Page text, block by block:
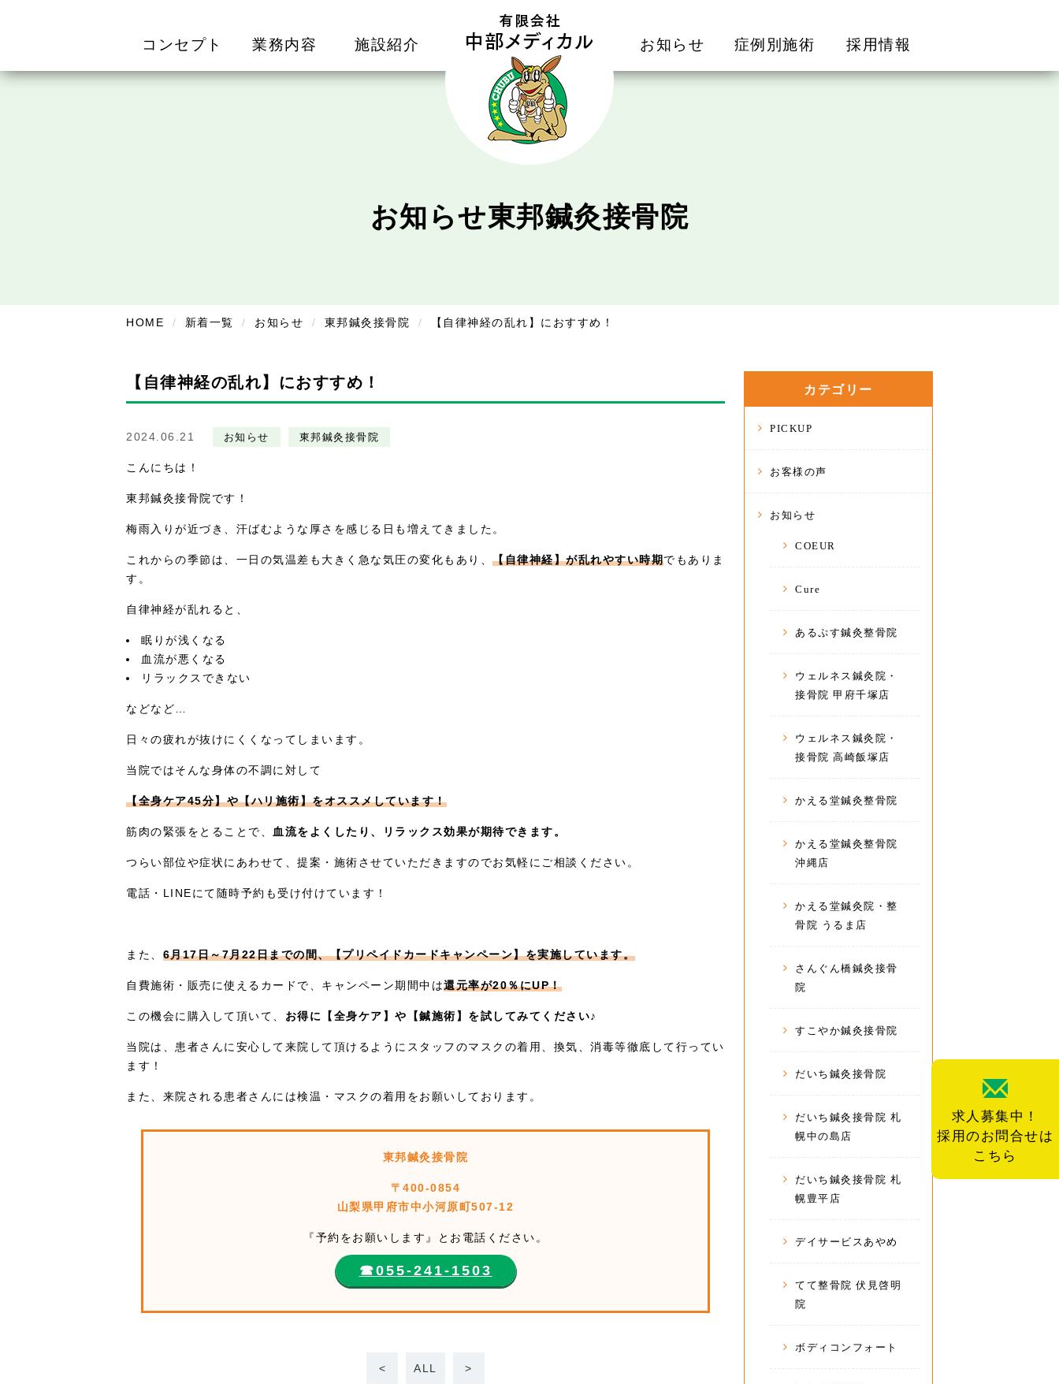
コンセプト 業務内容 施設紹介 お知らせ 症例別施術 採用情報
求人募集中！
採用のお問合せは
こちら
お知らせ東邦鍼灸接骨院
HOME 新着一覧 お知らせ 東邦鍼灸接骨院 【自律神経の乱れ】におすすめ！
【自律神経の乱れ】におすすめ！
2024.06.21 お知らせ 東邦鍼灸接骨院
こんにちは！
東邦鍼灸接骨院です！
梅雨入りが近づき、汗ばむような厚さを感じる日も増えてきました。
これからの季節は、一日の気温差も大きく急な気圧の変化もあり、 【自律神経】が乱れやすい時期でもありま
す。
自律神経が乱れると、
眠りが浅くなる
血流が悪くなる
リラックスできない
などなど…
日々の疲れが抜けにくくなってしまいます。
当院ではそんな身体の不調に対して
【全身ケア45分】や【ハリ施術】をオススメしています！
筋肉の緊張をとることで、 血流をよくしたり、リラックス効果が期待できます。
つらい部位や症状にあわせて、提案・施術させていただきますのでお気軽にご相談ください。
電話・LINEにて随時予約も受け付けています！
また、 6月17日～7月22日までの間、【プリペイドカードキャンペーン】を実施しています。
自費施術・販売に使えるカードで、キャンペーン期間中は還元率が20％にUP！
この機会に購入して頂いて、 お得に【全身ケア】や【鍼施術】を試してみてください♪
当院は、患者さんに安心して来院して頂けるようにスタッフのマスクの着用、換気、消毒等徹底して行ってい
ます！
また、来院される患者さんには検温・マスクの着用をお願いしております。
東邦鍼灸接骨院
〒400-0854
山梨県甲府市中小河原町507-12
『予約をお願いします』とお電話ください。
☎︎055-241-1503
< ALL >
カテゴリー
PICKUP
お客様の声
お知らせ
COEUR
Cure
あるぷす鍼灸整骨院
ウェルネス鍼灸院・
接骨院 甲府千塚店
ウェルネス鍼灸院・
接骨院 高崎飯塚店
かえる堂鍼灸整骨院
かえる堂鍼灸整骨院
沖縄店
かえる堂鍼灸院・整
骨院 うるま店
さんぐん橋鍼灸接骨
院
すこやか鍼灸接骨院
だいち鍼灸接骨院
だいち鍼灸接骨院 札
幌中の島店
だいち鍼灸接骨院 札
幌豊平店
デイサービスあやめ
てて整骨院 伏見啓明
院
ボディコンフォート